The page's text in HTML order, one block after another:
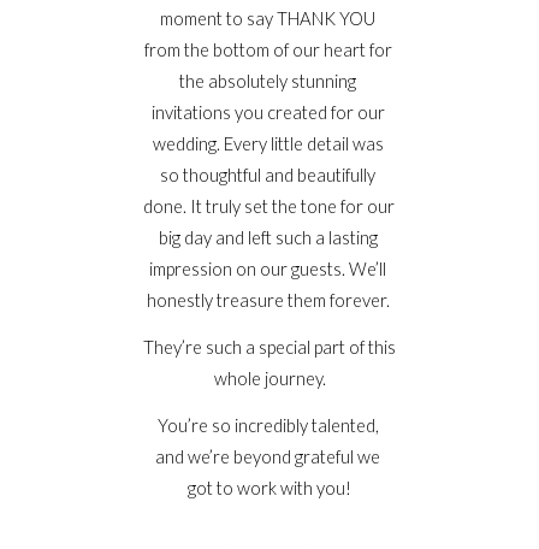
moment to say THANK YOU
from the bottom of our heart for
the absolutely stunning
invitations you created for our
wedding. Every little detail was
so thoughtful and beautifully
done. It truly set the tone for our
big day and left such a lasting
impression on our guests. We’ll
honestly treasure them forever.
They’re such a special part of this
whole journey.
You’re so incredibly talented,
and we’re beyond grateful we
got to work with you!